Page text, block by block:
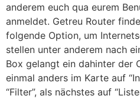
anderem euch qua eurem
anmeldet. Getreu Router
folgende Option, um
stellen unter anderem nach
Box gelangt ein dahinter der
einmal anders im Karte auf
“Filter”, als nächstes auf